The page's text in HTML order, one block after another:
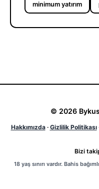
minimum yatırım
© 2026
Hakkımızda · Gizlilik Politikası
Bizi
18 yaş sınırı vardır. Bahis